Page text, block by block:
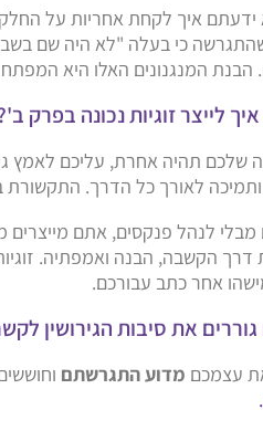
ידעתם איך לקחת אחריות על
כי בעלה "לא היה שם
הבנת המנגנונים האלו היא
שלכם תהיה אחרת, עליכם לאמץ
לאורך כל הדרך. התקשורת
לנהל פנקסים, אתם מייצרים
דרך הקשבה, הבנה ואמפתיה.
אחר כתב עבורכם.
את סיבות הגירושין
עצמכם מדוע התגרשתם
.